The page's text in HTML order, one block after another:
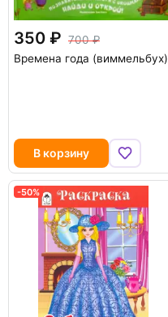
350
700
Времена года (виммельбух)
В корзину
-50%